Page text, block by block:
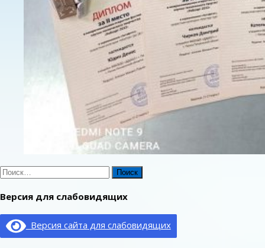
Найти:
Версия для слабовидящих
Версия сайта для слабовидящих